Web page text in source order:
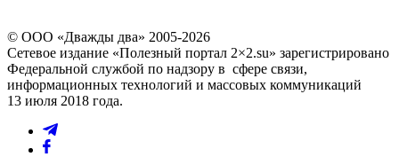
© ООО «Дважды два» 2005-2026
Сетевое издание «Полезный портал 2×2.su» зарегистрировано
Федеральной службой по надзору в сфере связи,
информационных технологий и массовых коммуникаций
13 июля 2018 года.